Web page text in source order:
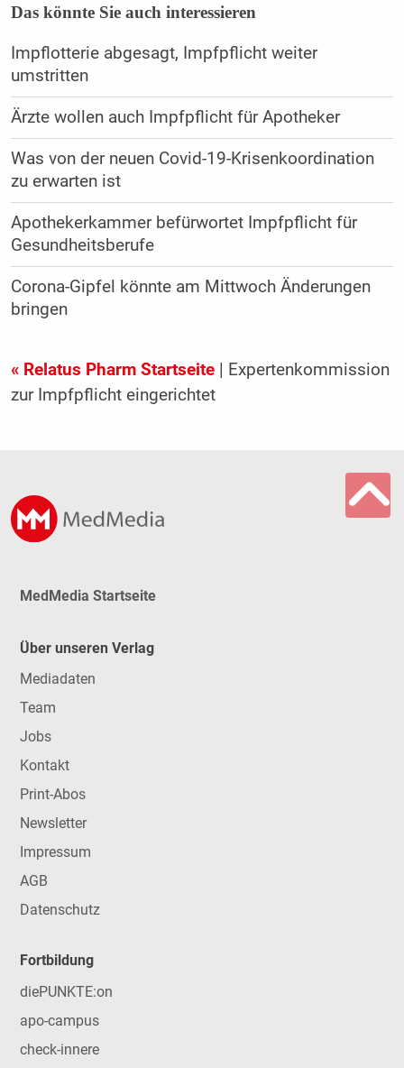
Das könnte Sie auch interessieren
Impflotterie abgesagt, Impfpflicht weiter
umstritten
Ärzte wollen auch Impfpflicht für Apotheker
Was von der neuen Covid-19-Krisenkoordination
zu erwarten ist
Apothekerkammer befürwortet Impfpflicht für
Gesundheitsberufe
Corona-Gipfel könnte am Mittwoch Änderungen
bringen
« Relatus Pharm Startseite| Expertenkommission
zur Impfpflicht eingerichtet
MedMedia Startseite
Über unseren Verlag
Mediadaten
Team
Jobs
Kontakt
Print-Abos
Newsletter
Impressum
AGB
Datenschutz
Fortbildung
diePUNKTE:on
apo-campus
check-innere